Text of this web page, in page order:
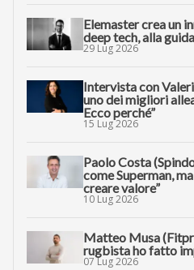
Elemaster crea un
deep tech, alla
29 Lug 2026
Intervista con
uno dei migliori
Ecco perché”
15 Lug 2026
Paolo Costa
come Superman,
creare valore”
10 Lug 2026
Matteo Musa
rugbista ho fatto
07 Lug 2026